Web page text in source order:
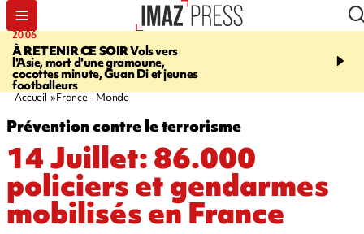
20:06
À RETENIR CE SOIRVols vers
l'Asie, mort d'une gramoune,
cocottes minute, Guan Di et jeunes
footballeurs
07:22
Squale condamné à
Accueil France - Monde
Prévention contre le terrorisme
14 Juillet: 86.000
policiers et gendarmes
mobilisés en France